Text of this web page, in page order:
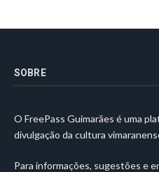
SOBRE
O FreePass Guimarães é uma
divulgação da cultura
Para informações, sugestões e